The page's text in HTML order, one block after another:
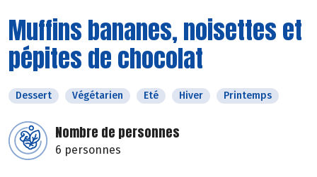
Muffins bananes, noisettes et
pépites de chocolat
Dessert Végétarien Eté Hiver Printemps
Nombre de personnes
6 personnes